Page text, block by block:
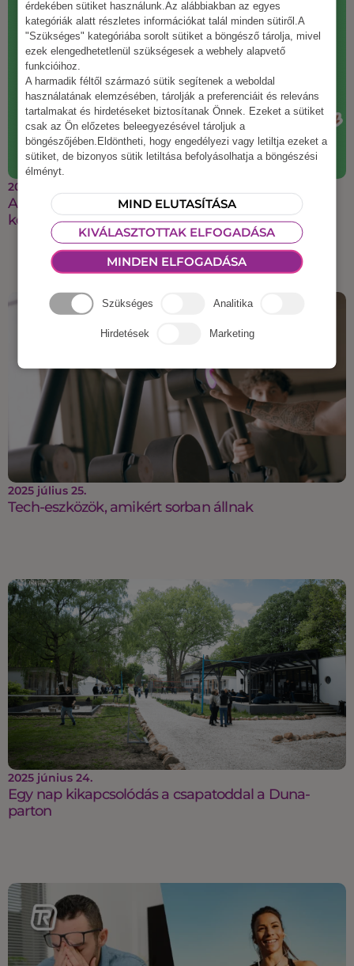
2025 augusztus 21.
A legmenőbb őszi csapatépítő ötletek, amiket a
kollégáid imádni fognak
2025 július 25.
Tech-eszközök, amikért sorban állnak
2025 június 24.
Egy nap kikapcsolódás a csapatoddal a Duna-
parton
érdekében sütiket használunk.Az alábbiakban az egyes
kategóriák alatt részletes információkat talál minden sütiről.A
"Szükséges" kategóriába sorolt sütiket a böngésző tárolja, mivel
ezek elengedhetetlenül szükségesek a webhely alapvető
funkcióihoz.
A harmadik féltől származó sütik segítenek a weboldal
használatának elemzésében, tárolják a preferenciáit és releváns
tartalmakat és hirdetéseket biztosítanak Önnek. Ezeket a sütiket
csak az Ön előzetes beleegyezésével tároljuk a
böngészőjében.Eldöntheti, hogy engedélyezi vagy letiltja ezeket a
sütiket, de bizonyos sütik letiltása befolyásolhatja a böngészési
élményt.
MIND ELUTASÍTÁSA
KIVÁLASZTOTTAK ELFOGADÁSA
MINDEN ELFOGADÁSA
Szükséges Analitika
Hirdetések Marketing